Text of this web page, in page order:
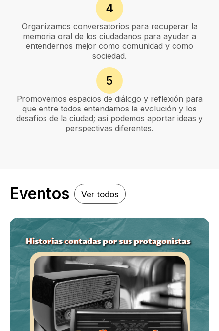
4
Organizamos conversatorios para recuperar la
memoria oral de los ciudadanos para ayudar a
entendernos mejor como comunidad y como
sociedad.
5
Promovemos espacios de diálogo y reflexión para
que entre todos entendamos la evolución y los
desafíos de la ciudad; así podemos aportar ideas y
perspectivas diferentes.
Eventos Ver todos